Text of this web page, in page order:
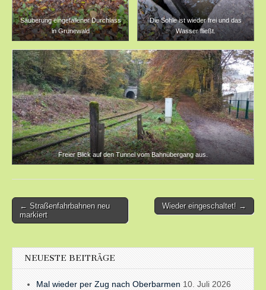
Säuberung eingefallener Durchlass
in Grunewald
Die Sohle ist wieder frei und das
Wasser fließt.
Freier Blick auf den Tunnel vom Bahnübergang aus.
Post
navigation
← Straßenfahrbahnen neu
markiert
Wieder eingeschaltet! →
NEUESTE BEITRÄGE
Mal wieder per Zug nach Oberbarmen 10. Juli 2026